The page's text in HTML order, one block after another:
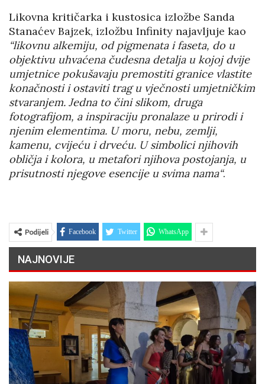
Likovna kritičarka i kustosica izložbe Sanda
Stanaćev Bajzek, izložbu Infinity najavljuje kao
“likovnu alkemiju, od pigmenata i faseta, do u
objektivu uhvaćena čudesna detalja u kojoj dvije
umjetnice pokušavaju premostiti granice vlastite
konačnosti i ostaviti trag u vječnosti umjetničkim
stvaranjem. Jedna to čini slikom, druga
fotografijom, a inspiraciju pronalaze u prirodi i
njenim elementima. U moru, nebu, zemlji,
kamenu, cvijeću i drveću. U simbolici njihovih
obličja i kolora, u metafori njihova postojanja, u
prisutnosti njegove esencije u svima nama“.
Podijeli Facebook Twitter WhatsApp
NAJNOVIJE